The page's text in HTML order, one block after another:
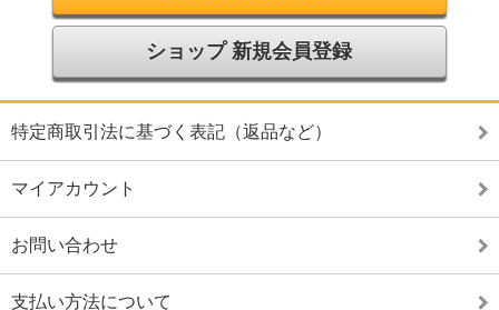
ショップ 新規会員登録
特定商取引法に基づく表記（返品など）
マイアカウント
お問い合わせ
支払い方法について